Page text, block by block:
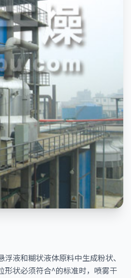
液和糊状液体原料中生成粉状、
形状必须符合^的标准时，喷雾干